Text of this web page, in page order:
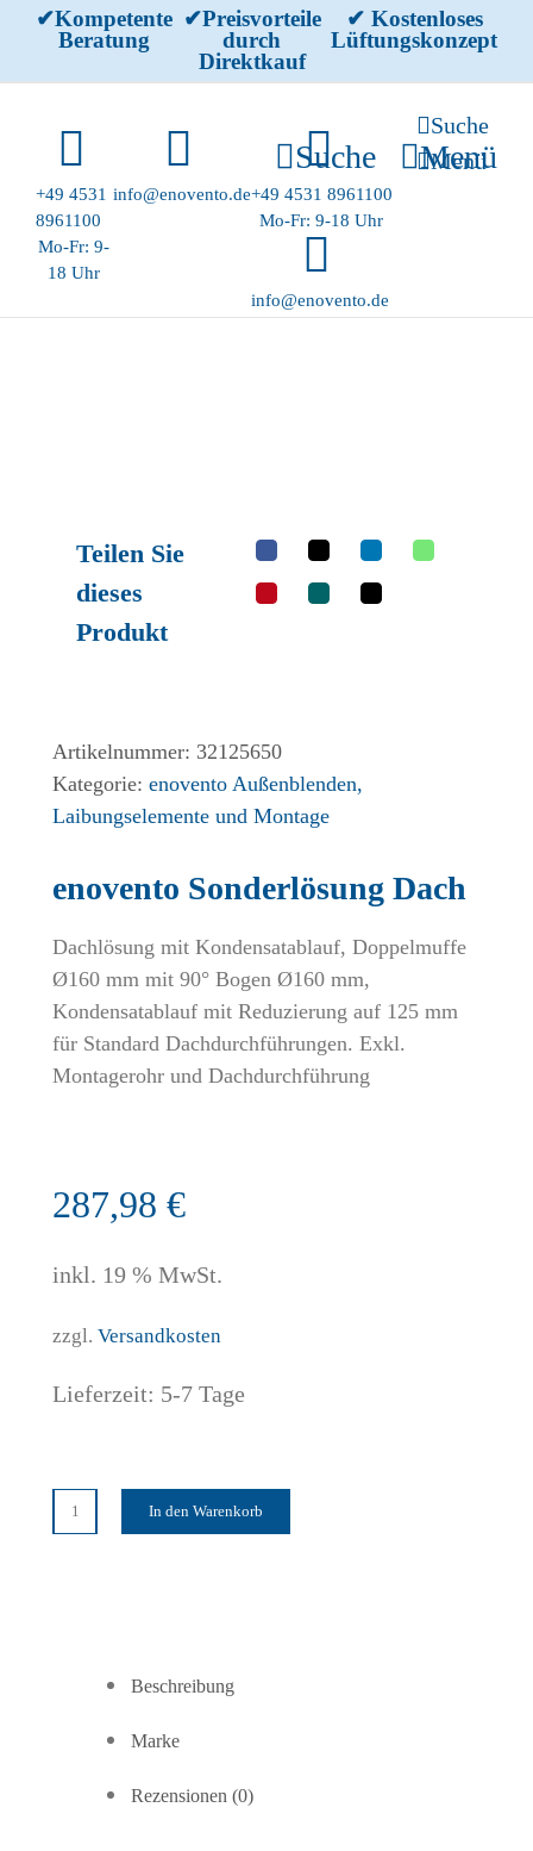
Skip
content
✔Kompetente
Beratung
✔Preisvorteile
durch
Direktkauf
✔ Kostenloses
Lüftungskonzept
+49 4531
8961100
Mo-Fr: 9-
18 Uhr
info@enovento.de+49 4531 8961100
Mo-Fr: 9-18 Uhr
info@enovento.de
Suche
Menü
Menü
Suche
Teilen Sie
dieses
Produkt
Artikelnummer: 32125650
Kategorie:enovento Außenblenden,
Laibungselemente und Montage
enovento Sonderlösung Dach
Dachlösung mit Kondensatablauf, Doppelmuffe
Ø160 mm mit 90° Bogen Ø160 mm,
Kondensatablauf mit Reduzierung auf 125 mm
für Standard Dachdurchführungen. Exkl.
Montagerohr und Dachdurchführung
287,98€
inkl. 19 % MwSt.
zzgl.Versandkosten
Lieferzeit: 5-7 Tage
In den Warenkorb
Beschreibung
Marke
Rezensionen (0)